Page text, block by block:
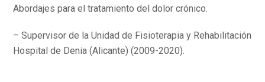
Abordajes para el tratamiento del dolor crónico.
– Supervisor de la Unidad de Fisioterapia y Rehabilitación
Hospital de Denia (Alicante) (2009-2020).